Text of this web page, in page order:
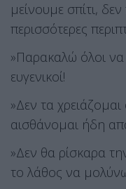
μείνουμε σπίτι,
περισσότερες
»Παρακαλώ όλοι να
ευγενικοί!
»Δεν τα
αισθάνομαι ήδη
»Δεν θα ρίσκαρα
το λάθος να